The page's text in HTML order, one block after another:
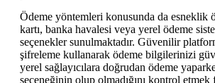
Ödeme yöntemleri konusunda da esneklik
kartı, banka havalesi veya yerel ödeme
seçenekler sunulmaktadır. Güvenilir
şifreleme kullanarak ödeme bilgilerinizi
yerel sağlayıcılara doğrudan ödeme
seçeneğinin olup olmadığını kontrol etmek